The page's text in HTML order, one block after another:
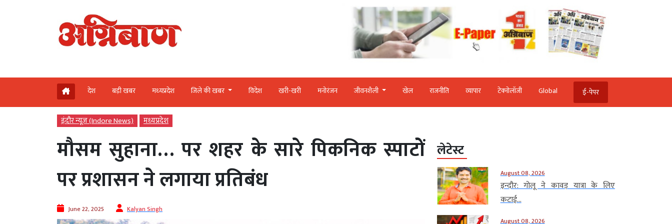
देश बड़ी खबर मध्‍यप्रदेश जिले की खबर विदेश खरी-खरी मनोरंजन जीवनशैली खेल राजनीति व्‍यापार टेक्‍नोलॉजी Global ई-पेपर
इंदौर न्यूज़ (Indore News) मध्‍यप्रदेश
मौसम सुहाना… पर शहर के सारे पिकनिक स्पाटों
पर प्रशासन ने लगाया प्रतिबंध
June 22, 2025 Kalyan Singh
लेटेस्ट
August 08, 2026
इन्दौर: गोलू ने कावड़ यात्रा के लिए
कटाई...
August 08, 2026